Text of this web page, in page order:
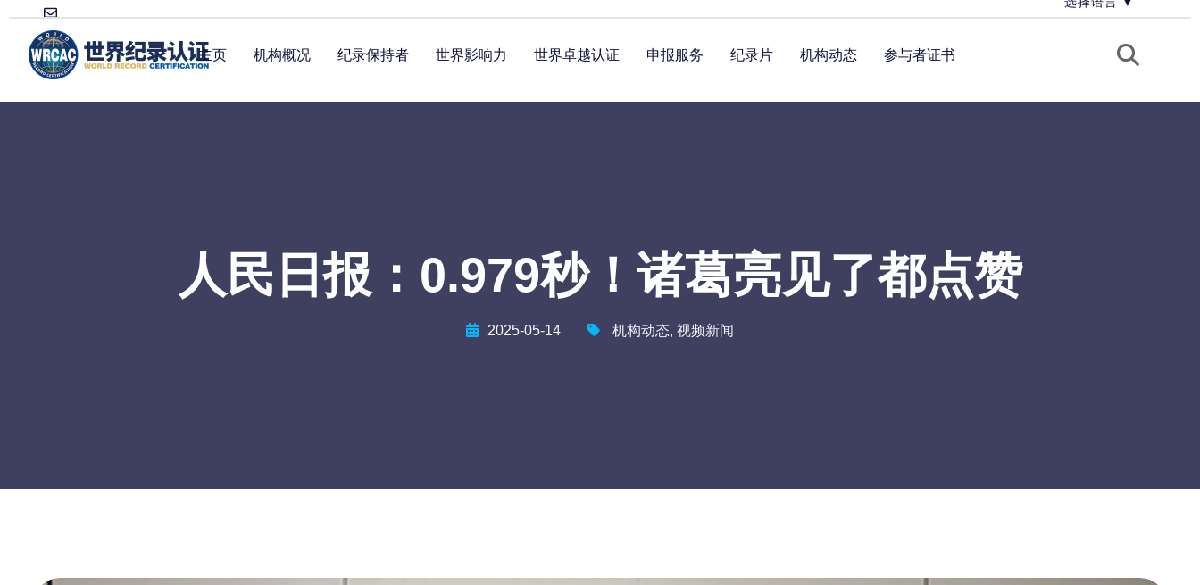
主页 机构概况 纪录保持者 世界影响力 世界卓越认证 申报服务 纪录片 机构动态 参与者证书
▼
人民日报：0.979秒！诸葛亮见了都点赞
2025-05-14 机构动态, 视频新闻